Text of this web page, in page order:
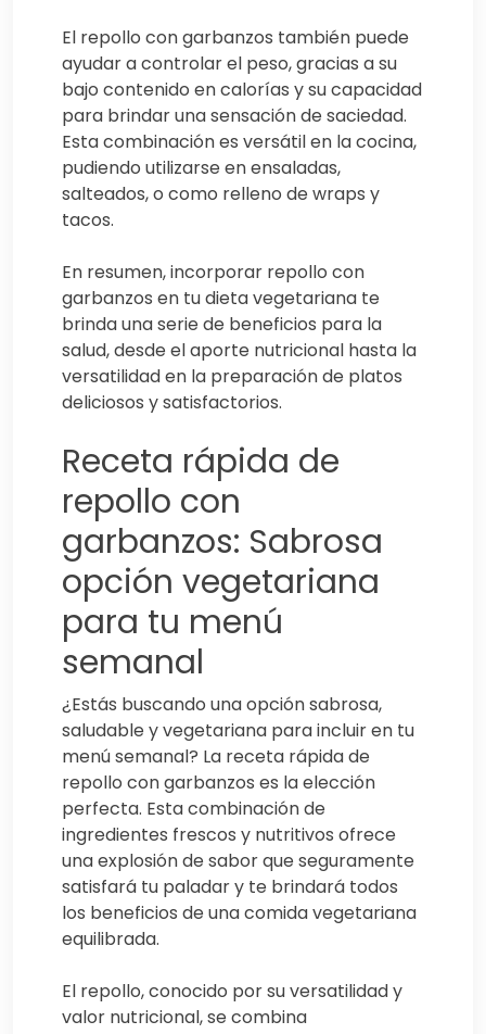
El repollo con garbanzos también puede
ayudar a controlar el peso, gracias a su
bajo contenido en calorías y su capacidad
para brindar una sensación de saciedad.
Esta combinación es versátil en la cocina,
pudiendo utilizarse en ensaladas,
salteados, o como relleno de wraps y
tacos.
En resumen, incorporar repollo con
garbanzos en tu dieta vegetariana te
brinda una serie de beneficios para la
salud, desde el aporte nutricional hasta la
versatilidad en la preparación de platos
deliciosos y satisfactorios.
Receta rápida de
repollo con
garbanzos: Sabrosa
opción vegetariana
para tu menú
semanal
¿Estás buscando una opción sabrosa,
saludable y vegetariana para incluir en tu
menú semanal? La receta rápida de
repollo con garbanzos es la elección
perfecta. Esta combinación de
ingredientes frescos y nutritivos ofrece
una explosión de sabor que seguramente
satisfará tu paladar y te brindará todos
los beneficios de una comida vegetariana
equilibrada.
El repollo, conocido por su versatilidad y
valor nutricional, se combina